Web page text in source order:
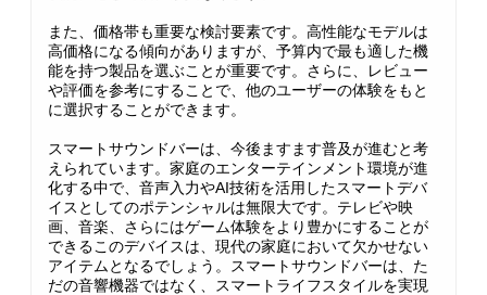
また、価格帯も重要な検討要素です。高性能なモデルは
高価格になる傾向がありますが、予算内で最も適した機
能を持つ製品を選ぶことが重要です。さらに、レビュー
や評価を参考にすることで、他のユーザーの体験をもと
に選択することができます。
スマートサウンドバーは、今後ますます普及が進むと考
えられています。家庭のエンターテインメント環境が進
化する中で、音声入力やAI技術を活用したスマートデバ
イスとしてのポテンシャルは無限大です。テレビや映
画、音楽、さらにはゲーム体験をより豊かにすることが
できるこのデバイスは、現代の家庭において欠かせない
アイテムとなるでしょう。スマートサウンドバーは、た
だの音響機器ではなく、スマートライフスタイルを実現